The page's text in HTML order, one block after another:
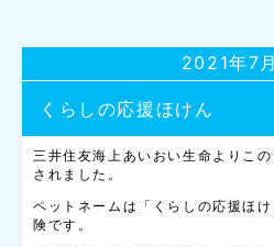
くらしの応援ほけん
2021年7
三井住友海上あいおい生命よりこ
されました。
ペットネームは「くらしの応援ほ
険です。